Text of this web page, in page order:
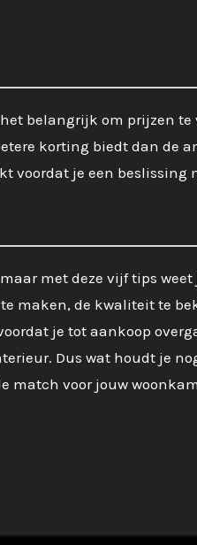
belangrijk om prijzen
korting biedt dan de
voordat je een beslissing
met deze vijf tips
maken, de kwaliteit te
je tot aankoop
Dus wat houdt je
match voor jouw